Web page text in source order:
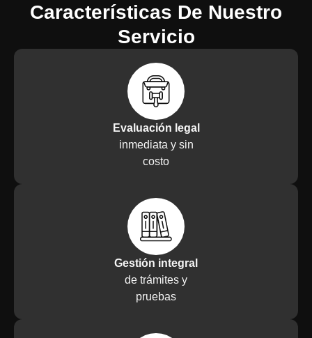
Características De Nuestro
Servicio
Evaluación legal
inmediata y sin
costo
Gestión integral
de trámites y
pruebas